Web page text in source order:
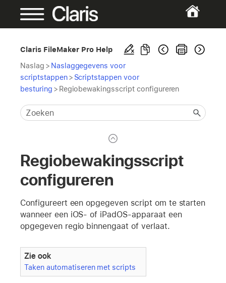
Claris FileMaker Pro Help
Naslag > Naslaggegevens voor
scriptstappen > Scriptstappen voor
besturing > Regiobewakingsscript configureren
Regiobewakingsscript
configureren
Configureert een opgegeven script om te starten
wanneer een iOS- of iPadOS-apparaat een
opgegeven regio binnengaat of verlaat.
Zie ook
Taken automatiseren met scripts